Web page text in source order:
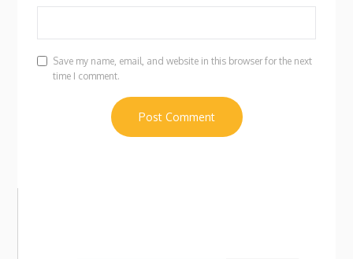
Save my name, email, and website in this browser for the next
time I comment.